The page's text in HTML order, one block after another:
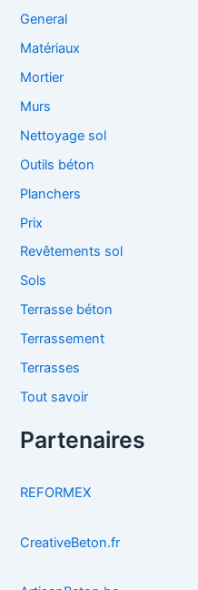
General
Matériaux
Mortier
Murs
Nettoyage sol
Outils béton
Planchers
Prix
Revêtements sol
Sols
Terrasse béton
Terrassement
Terrasses
Tout savoir
Partenaires
REFORMEX
CreativeBeton.fr